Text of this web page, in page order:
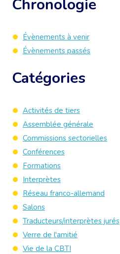
Chronologie
Évènements à venir
Évènements passés
Catégories
Activités de tiers
Assemblée générale
Commissions sectorielles
Conférences
Formations
Interprètes
Réseau franco-allemand
Salons
Traducteurs/interprètes jurés
Verre de l'amitié
Vie de la CBTI